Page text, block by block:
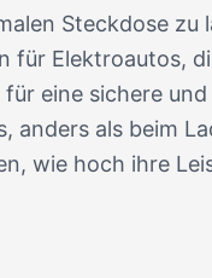
Steckdose zu
Elektroautos,
eine sichere
als beim
wie hoch ihre